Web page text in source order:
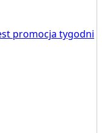
promocja tygodni